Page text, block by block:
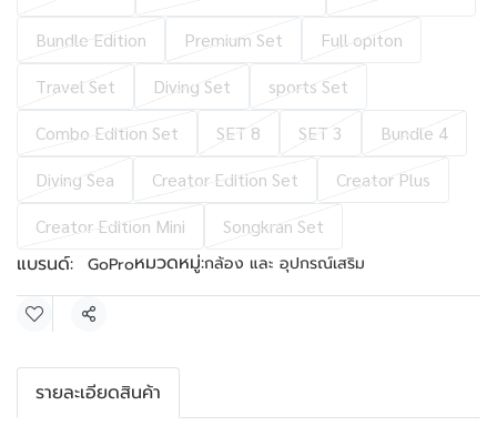
Bundle Edition
Premium Set
Full opiton
Travel Set
Diving Set
sports Set
Combo Edition Set
SET 8 SET 3
Bundle 4
Diving Sea
Creator Edition Set
Creator Plus
Creator Edition Mini
Songkran Set
แบรนด์: GoProหมวดหมู่:กล้อง และ อุปกรณ์เสริม
แชร์
รายละเอียดสินค้า